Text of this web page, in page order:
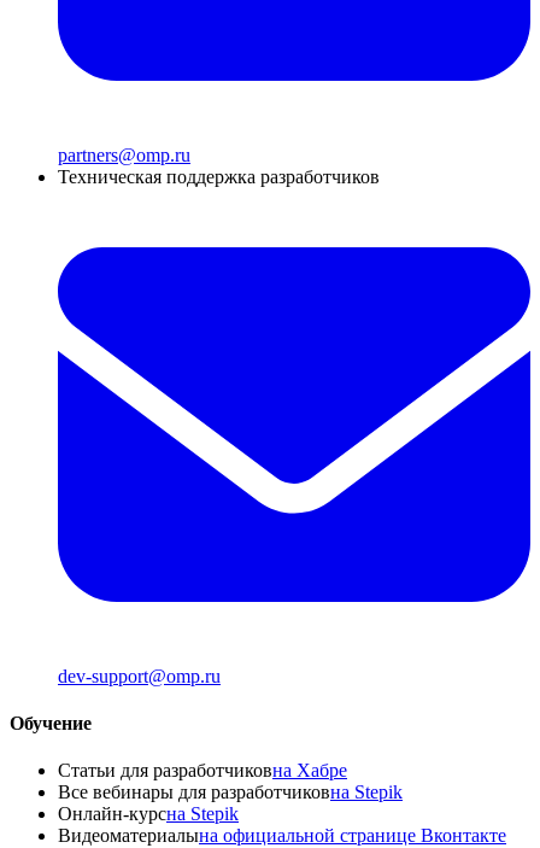
partners@omp.ru
Техническая поддержка разработчиков
dev-support@omp.ru
Обучение
Статьи для разработчиковна Хабре
Все вебинары для разработчиковна Stepik
Онлайн-курсна Stepik
Видеоматериалына официальной странице Вконтакте